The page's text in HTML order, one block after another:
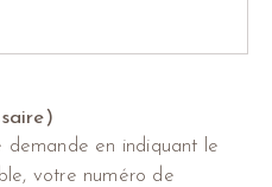
demande en indiquant le
votre numéro de